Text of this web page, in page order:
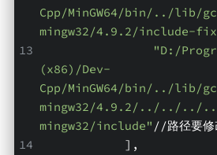
Cpp/MinGW64/bin/../lib/
mingw32/4.9.2/include-
"D:/
(x86)/Dev-
Cpp/MinGW64/bin/../lib/
mingw32/4.9.2/../../../../
mingw32/include" //路径要修
            ],